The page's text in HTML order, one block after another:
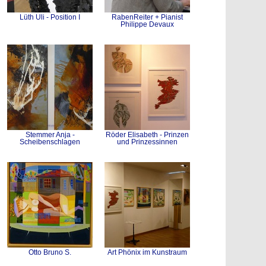
Lüth Uli - Position I
RabenReiter + Pianist
Philippe Devaux
Stemmer Anja -
Scheibenschlagen
Röder Elisabeth - Prinzen
und Prinzessinnen
Otto Bruno S. Art Phönix im Kunstraum